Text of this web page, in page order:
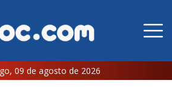
09 de agosto de 2026